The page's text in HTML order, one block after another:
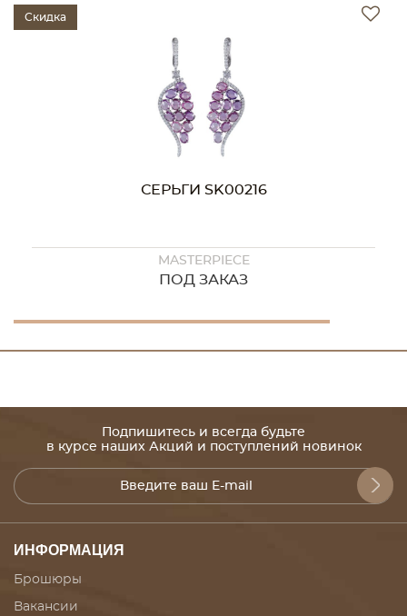
Скидка
СЕРЬГИ SK00216
MASTERPIECE
ПОД ЗАКАЗ
Подпишитесь и всегда будьте
в курсе наших Акций и поступлений новинок
ИНФОРМАЦИЯ
Брошюры
Вакансии